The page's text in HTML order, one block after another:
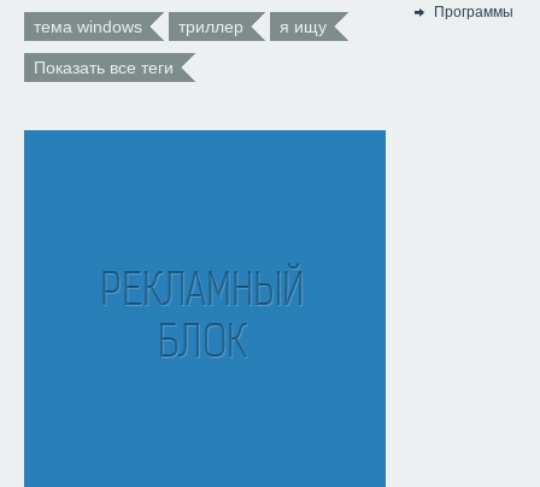
тема windows триллер я ищу
Показать все теги
Программы